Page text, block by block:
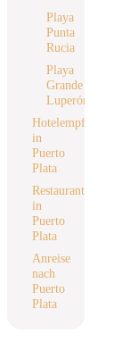
Playa
Punta
Rucia
Playa
Grande
Luperón
Hotelempfehlung
in
Puerto
Plata
Restaurantempfehlung
in
Puerto
Plata
Anreise
nach
Puerto
Plata